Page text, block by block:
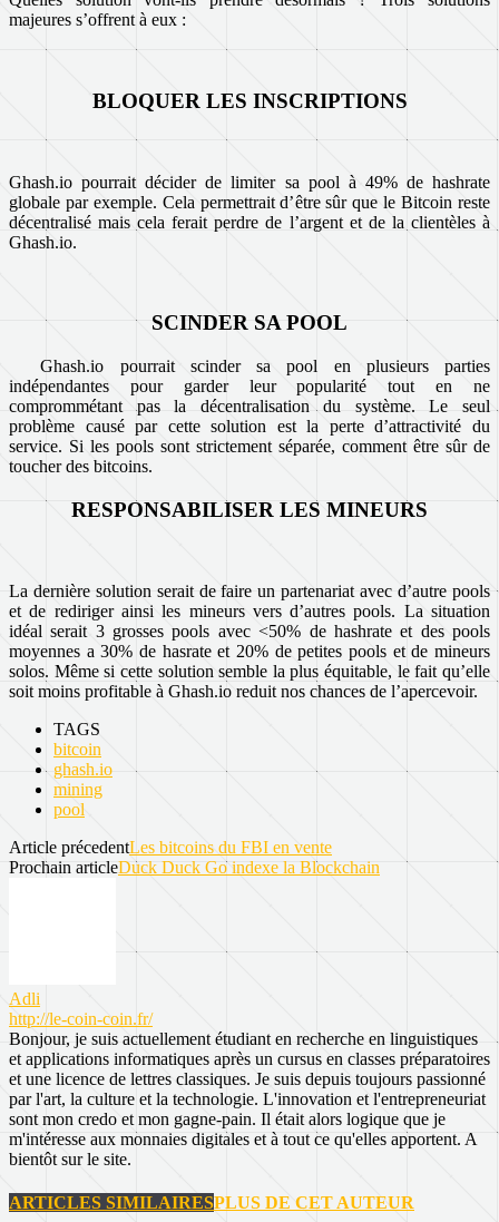
majeures s’offrent à eux :
BLOQUER LES INSCRIPTIONS
Ghash.io pourrait décider de limiter sa pool à 49% de hashrate
globale par exemple. Cela permettrait d’être sûr que le Bitcoin reste
décentralisé mais cela ferait perdre de l’argent et de la clientèles à
Ghash.io.
SCINDER SA POOL
Ghash.io pourrait scinder sa pool en plusieurs parties
indépendantes pour garder leur popularité tout en ne
comprommétant pas la décentralisation du système. Le seul
problème causé par cette solution est la perte d’attractivité du
service. Si les pools sont strictement séparée, comment être sûr de
toucher des bitcoins.
RESPONSABILISER LES MINEURS
La dernière solution serait de faire un partenariat avec d’autre pools
et de rediriger ainsi les mineurs vers d’autres pools. La situation
idéal serait 3 grosses pools avec <50% de hashrate et des pools
moyennes a 30% de hasrate et 20% de petites pools et de mineurs
solos. Même si cette solution semble la plus équitable, le fait qu’elle
soit moins profitable à Ghash.io reduit nos chances de l’apercevoir.
TAGS
bitcoin
ghash.io
mining
pool
Article précedentLes bitcoins du FBI en vente
Prochain articleDuck Duck Go indexe la Blockchain
Adli
http://le-coin-coin.fr/
Bonjour, je suis actuellement étudiant en recherche en linguistiques
et applications informatiques après un cursus en classes préparatoires
et une licence de lettres classiques. Je suis depuis toujours passionné
par l'art, la culture et la technologie. L'innovation et l'entrepreneuriat
sont mon credo et mon gagne-pain. Il était alors logique que je
m'intéresse aux monnaies digitales et à tout ce qu'elles apportent. A
bientôt sur le site.
ARTICLES SIMILAIRESPLUS DE CET AUTEUR